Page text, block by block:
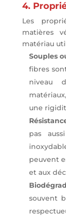
4.
Les
matières
matériau
Souples
fibres
niveau
une
pas
peuvent
et aux
souvent